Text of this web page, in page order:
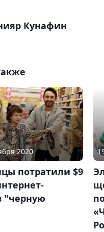
Кунафин
2020
потратили $9
"черную